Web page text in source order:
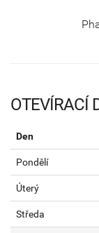
OTEVÍRACÍ
Den
Pondělí
Úterý
Středa